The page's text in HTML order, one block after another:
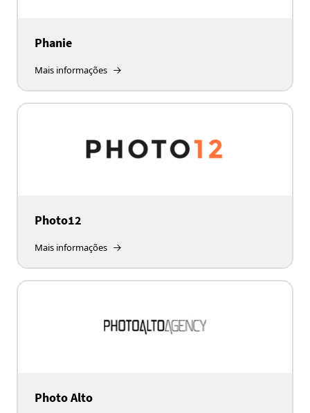
Phanie
Mais informações
Photo12
Mais informações
Photo Alto